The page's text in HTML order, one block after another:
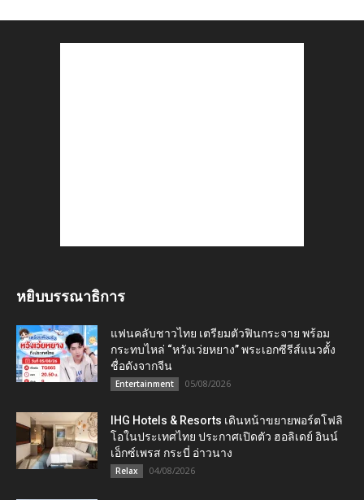
หยิบบรรณาธิการ
แฟนคลับชาวไทย เตรียมตัวฟินกระจาย พร้อม
กระทบไหล่ “หวังเว่ยหยาง” พระเอกซีรีส์แนวตั้ง
ชื่อดังจากจีน
Entertainment 05/08/2026
IHG Hotels & Resorts เดินหน้าขยายพอร์ตโฟลิ
โอในประเทศไทย ประกาศเปิดตัว ฮอลิเดย์ อินน์
เอ็กซ์เพรส กระบี่ อ่าวนาง
Relax 04/08/2026